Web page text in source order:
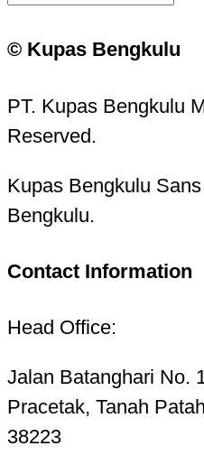
© Kupas Bengkulu
PT. Kupas Bengkulu
Reserved.
Kupas Bengkulu
Bengkulu.
Contact Information
Head Office:
Jalan Batanghari No.
Pracetak, Tanah
38223